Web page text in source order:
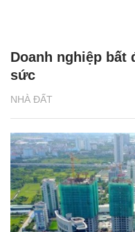
NHÀ ĐẤT
Doanh nghiệp bất
sức